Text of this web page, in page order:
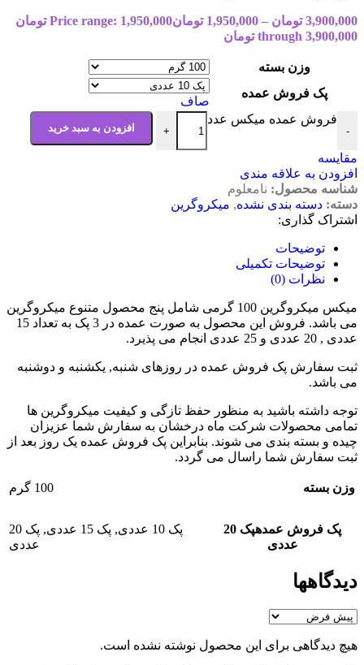
3,900,000 تومان –
1,950,000 تومان
Price range: 1,950,000 تومان
through 3,900,000 تومان
وزن بسته
پک فروش عمده
صاف
-
فروش عمده میکس عدد
+ افزودن به سبد خرید
مقایسه
افزودن به علاقه مندی
شناسه محصول: نامعلوم
دسته: دسته بندی نشده, میکروگرین
اشتراک گذاری:
توضیحات
توضیحات تکمیلی
نظرات (0)
میکس میکروگرین 100 گرمی شامل پنج محصول متنوع میکروگرین
می باشد. فروش این محصول به صورت عمده در 3 پک به تعداد 15
عددی , 20 عددی و 25 عددی انجام می پذیرد.
ثبت سفارش پک فروش عمده در روزهای شنبه, یکشنبه و دوشنبه
می باشد.
توجه داشته باشید به منظور حفظ تازگی و کیفیت میکروگرین ها
تمامی محصولات شرکت ماه درخشان به سفارش شما عزیزان
چیده و بسته بندی می شوند. بنابراین پک فروش عمده یک روز بعد از
ثبت سفارش شما راسال می گردد.
وزن بسته 100 گرم
پک فروش عمده
پک 20
عددی
پک 10 عددی , پک 15 عددی ,
پک 20
عددی
دیدگاهها
هیچ دیدگاهی برای این محصول نوشته نشده است.